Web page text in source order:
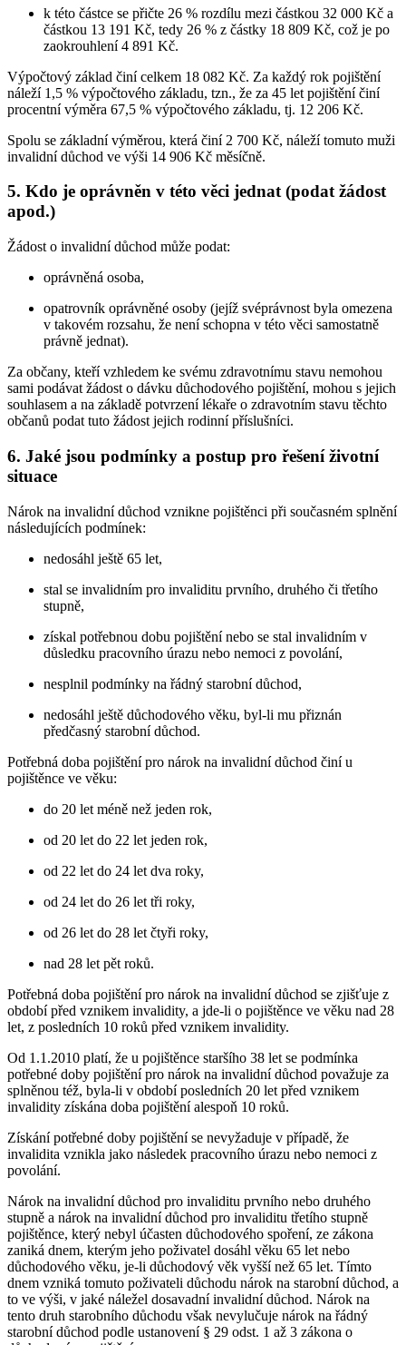
k této částce se přičte 26 % rozdílu mezi částkou 32 000 Kč a
částkou 13 191 Kč, tedy 26 % z částky 18 809 Kč, což je po
zaokrouhlení 4 891 Kč.
Výpočtový základ činí celkem 18 082 Kč. Za každý rok pojištění
náleží 1,5 % výpočtového základu, tzn., že za 45 let pojištění činí
procentní výměra 67,5 % výpočtového základu, tj. 12 206 Kč.
Spolu se základní výměrou, která činí 2 700 Kč, náleží tomuto muži
invalidní důchod ve výši 14 906 Kč měsíčně.
5. Kdo je oprávněn v této věci jednat (podat žádost
apod.)
Žádost o invalidní důchod může podat:
oprávněná osoba,
opatrovník oprávněné osoby (jejíž svéprávnost byla omezena
v takovém rozsahu, že není schopna v této věci samostatně
právně jednat).
Za občany, kteří vzhledem ke svému zdravotnímu stavu nemohou
sami podávat žádost o dávku důchodového pojištění, mohou s jejich
souhlasem a na základě potvrzení lékaře o zdravotním stavu těchto
občanů podat tuto žádost jejich rodinní příslušníci.
6. Jaké jsou podmínky a postup pro řešení životní
situace
Nárok na invalidní důchod vznikne pojištěnci při současném splnění
následujících podmínek:
nedosáhl ještě 65 let,
stal se invalidním pro invaliditu prvního, druhého či třetího
stupně,
získal potřebnou dobu pojištění nebo se stal invalidním v
důsledku pracovního úrazu nebo nemoci z povolání,
nesplnil podmínky na řádný starobní důchod,
nedosáhl ještě důchodového věku, byl-li mu přiznán
předčasný starobní důchod.
Potřebná doba pojištění pro nárok na invalidní důchod činí u
pojištěnce ve věku:
do 20 let méně než jeden rok,
od 20 let do 22 let jeden rok,
od 22 let do 24 let dva roky,
od 24 let do 26 let tři roky,
od 26 let do 28 let čtyři roky,
nad 28 let pět roků.
Potřebná doba pojištění pro nárok na invalidní důchod se zjišťuje z
období před vznikem invalidity, a jde-li o pojištěnce ve věku nad 28
let, z posledních 10 roků před vznikem invalidity.
Od 1.1.2010 platí, že u pojištěnce staršího 38 let se podmínka
potřebné doby pojištění pro nárok na invalidní důchod považuje za
splněnou též, byla-li v období posledních 20 let před vznikem
invalidity získána doba pojištění alespoň 10 roků.
Získání potřebné doby pojištění se nevyžaduje v případě, že
invalidita vznikla jako následek pracovního úrazu nebo nemoci z
povolání.
Nárok na invalidní důchod pro invaliditu prvního nebo druhého
stupně a nárok na invalidní důchod pro invaliditu třetího stupně
pojištěnce, který nebyl účasten důchodového spoření, ze zákona
zaniká dnem, kterým jeho poživatel dosáhl věku 65 let nebo
důchodového věku, je-li důchodový věk vyšší než 65 let. Tímto
dnem vzniká tomuto poživateli důchodu nárok na starobní důchod, a
to ve výši, v jaké náležel dosavadní invalidní důchod. Nárok na
tento druh starobního důchodu však nevylučuje nárok na řádný
starobní důchod podle ustanovení § 29 odst. 1 až 3 zákona o